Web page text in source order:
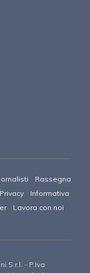
Rassegna
Informativa
Lavora con noi
S.r.l. - P.Iva